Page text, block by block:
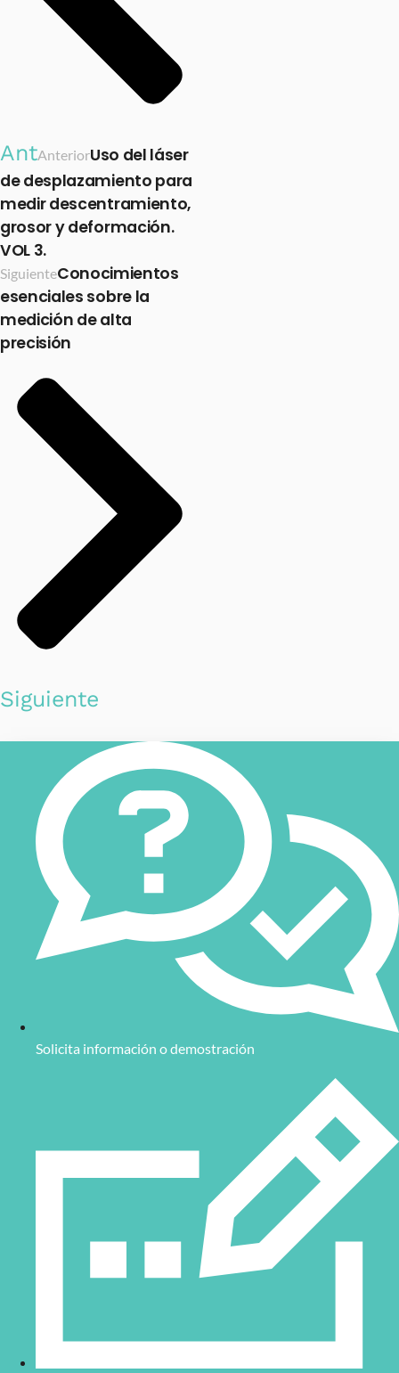
AntAnteriorUso del láser
de desplazamiento para
medir descentramiento,
grosor y deformación.
VOL 3.
SiguienteConocimientos
esenciales sobre la
medición de alta
precisión
Siguiente
Solicita información o demostración